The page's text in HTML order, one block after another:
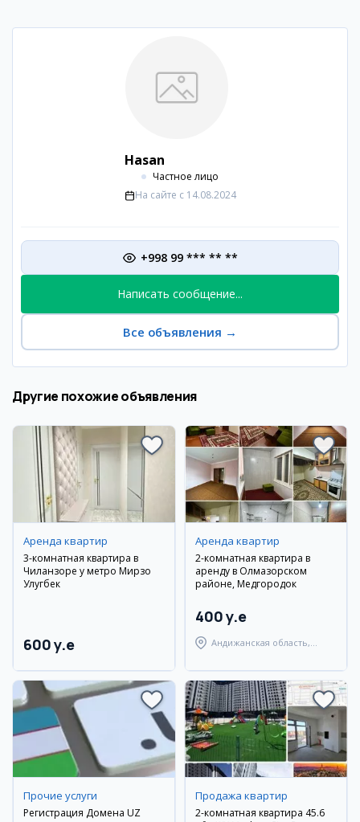
Hasan
Частное лицо
На сайте с 14.08.2024
+998 99 *** ** **
Написать сообщение...
Все объявления →
Другие похожие объявления
Аренда квартир
3-комнатная квартира в
Чиланзоре у метро Мирзо
Улугбек
600 y.e
Аренда квартир
2-комнатная квартира в
аренду в Олмазорском
районе, Медгородок
400 y.e
Андижанская область,
Прочие услуги
Регистрация Домена UZ
Продажа квартир
2-комнатная квартира 45.6